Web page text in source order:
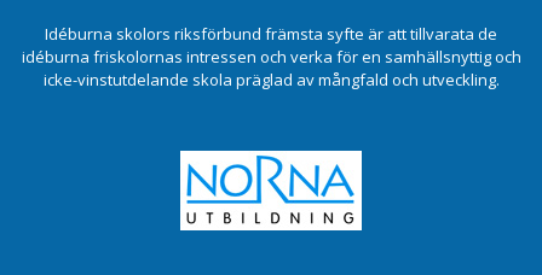
Idéburna skolors riksförbund främsta syfte är att tillvarata de
idéburna friskolornas intressen och verka för en samhällsnyttig och
icke-vinstutdelande skola präglad av mångfald och utveckling.